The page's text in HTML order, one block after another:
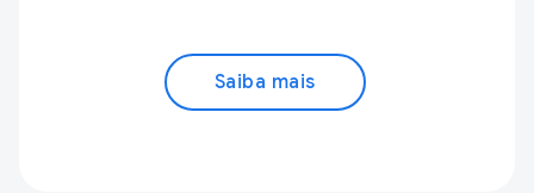
Saiba mais